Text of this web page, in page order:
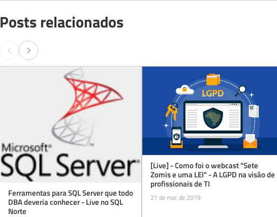
Posts relacionados
Ferramentas para SQL Server que todo
DBA deveria conhecer - Live no SQL
Norte
[Live] - Como foi o webcast "Sete
Zomis e uma LEI" - A LGPD na visão de
profissionais de TI
21 de mar. de 2019